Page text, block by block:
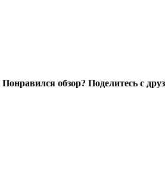
Понравился обзор? Поделитесь с